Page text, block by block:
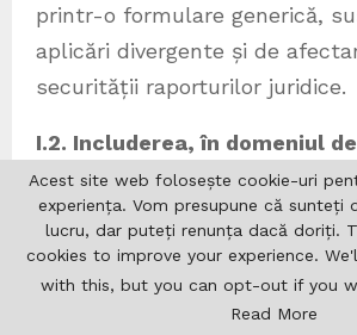
printr-o formulare generică,
aplicări divergente și de
securității raporturilor juridice.
I.2. Includerea, în domeniul
ordinelor emise în temeiul
din Legea vânătorii și a
cinegetic nr. 407/2006
lipsă de previzibilitate a legii,
asemenea incompatibilă cu
Acest site web folosește cookie-uri
experiența. Vom presupune că sunteți
lucru, dar puteți renunța dacă doriți.
cookies to improve your experience.
with this, but you can opt-out if you
Read More